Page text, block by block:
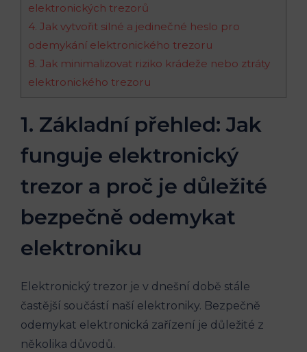
elektronických trezorů
4. Jak vytvořit silné a jedinečné heslo pro
odemykání elektronického trezoru
8. Jak minimalizovat riziko krádeže nebo ztráty
elektronického trezoru
1. Základní přehled: Jak
funguje elektronický
trezor a proč je důležité
bezpečně odemykat
elektroniku
Elektronický trezor je v dnešní době stále
častější součástí naší elektroniky. Bezpečně
odemykat elektronická zařízení je důležité z
několika důvodů.